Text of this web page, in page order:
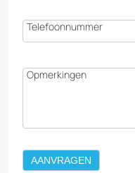
Telefoonnummer
Opmerkingen
AANVRAGEN